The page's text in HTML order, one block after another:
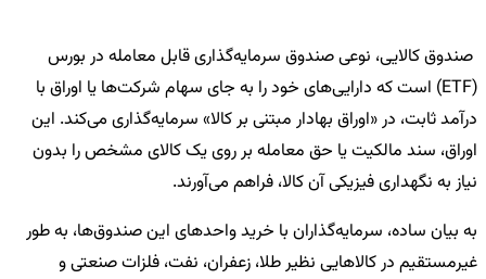
صندوق کالایی، نوعی صندوق سرمایه‌گذاری قابل معامله در بورس
(ETF) است که دارایی‌های خود را به جای سهام شرکت‌ها یا اوراق با
درآمد ثابت، در «اوراق بهادار مبتنی بر کالا» سرمایه‌گذاری می‌کند. این
اوراق، سند مالکیت یا حق معامله بر روی یک کالای مشخص را بدون
نیاز به نگهداری فیزیکی آن کالا، فراهم می‌آورند.
به بیان ساده، سرمایه‌گذاران با خرید واحدهای این صندوق‌ها، به طور
غیرمستقیم در کالاهایی نظیر طلا، زعفران، نفت، فلزات صنعتی و